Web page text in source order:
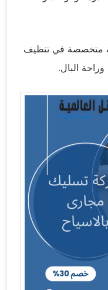
متخصصة في تنظيف
البال.